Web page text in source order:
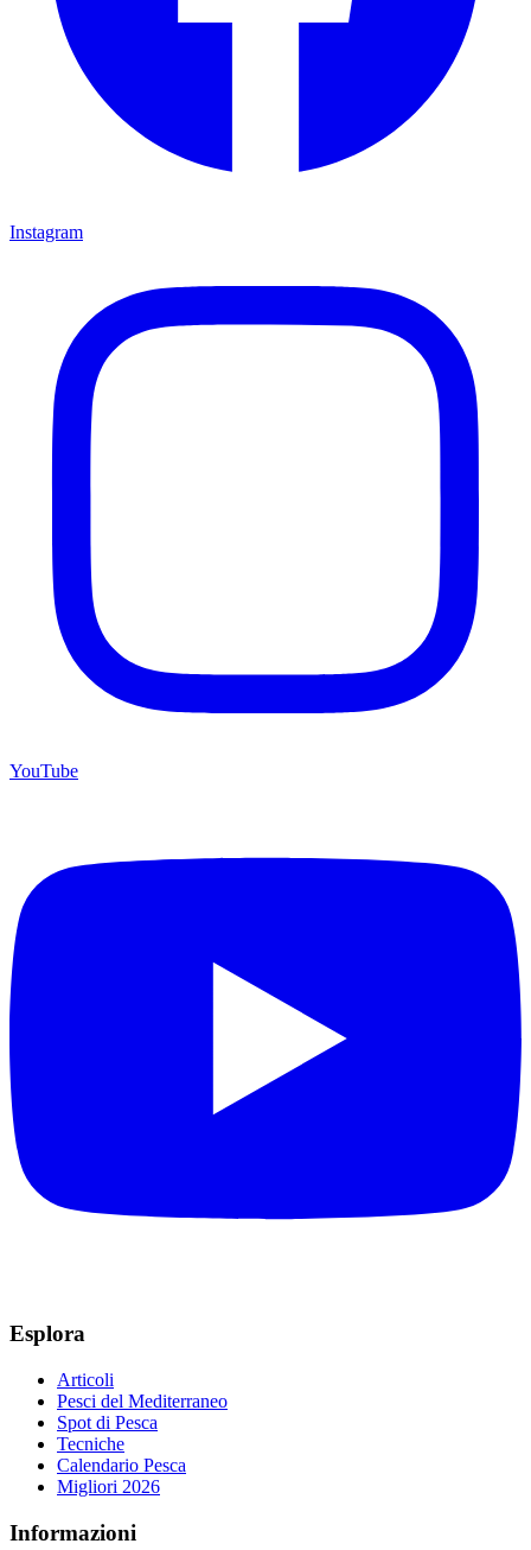
Instagram
YouTube
Esplora
Articoli
Pesci del Mediterraneo
Spot di Pesca
Tecniche
Calendario Pesca
Migliori 2026
Informazioni